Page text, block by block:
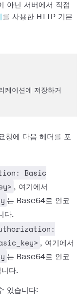
아닌 서버에서 직접
를 사용한 HTTP 기본
케이션에 저장하거
청에 다음 헤더를 포
Basic
, 여기에서
는 Base64로 인코
다.
, 여기에서
는 Base64로 인코
니다.
있습니다: